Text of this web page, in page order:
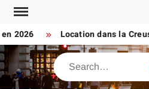
Skip
content
Location dans la Creuse
Search